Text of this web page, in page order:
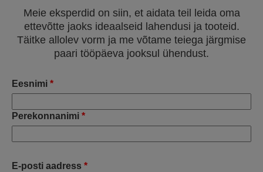
Meie eksperdid on siin, et aidata teil leida oma
ettevõtte jaoks ideaalseid lahendusi ja tooteid.
Täitke allolev vorm ja me võtame teiega järgmise
paari tööpäeva jooksul ühendust.
Eesnimi *
Perekonnanimi *
E-posti aadress *